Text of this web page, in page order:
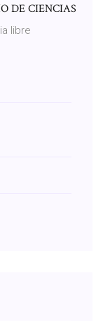
DE CIENCIAS
libre